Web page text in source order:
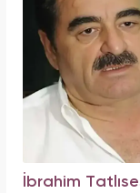
İbrahim